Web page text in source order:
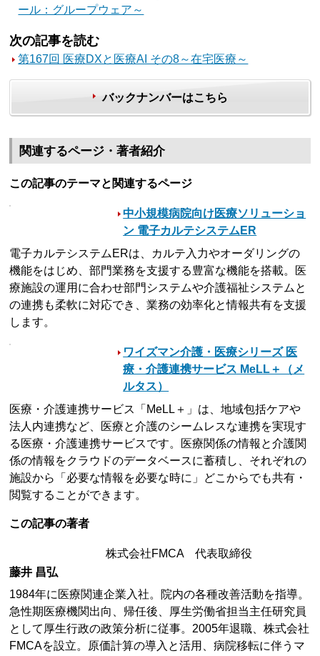
ール：グループウェア～
次の記事を読む
第167回 医療DXと医療AI その8～在宅医療～
バックナンバーはこちら
関連するページ・著者紹介
この記事のテーマと関連するページ
中小規模病院向け医療ソリューショ
ン 電子カルテシステムER
電子カルテシステムERは、カルテ入力やオーダリングの
機能をはじめ、部門業務を支援する豊富な機能を搭載。医
療施設の運用に合わせ部門システムや介護福祉システムと
の連携も柔軟に対応でき、業務の効率化と情報共有を支援
します。
ワイズマン介護・医療シリーズ 医
療・介護連携サービス MeLL＋（メ
ルタス）
医療・介護連携サービス「MeLL＋」は、地域包括ケアや
法人内連携など、医療と介護のシームレスな連携を実現す
る医療・介護連携サービスです。医療関係の情報と介護関
係の情報をクラウドのデータベースに蓄積し、それぞれの
施設から「必要な情報を必要な時に」どこからでも共有・
閲覧することができます。
この記事の著者
株式会社FMCA 代表取締役
藤井 昌弘
1984年に医療関連企業入社。院内の各種改善活動を指導。
急性期医療機関出向、帰任後、厚生労働省担当主任研究員
として厚生行政の政策分析に従事。2005年退職、株式会社
FMCAを設立。原価計算の導入と活用、病院移転に伴うマ